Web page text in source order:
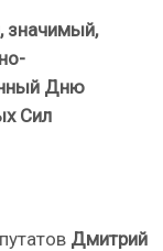
значимый,
Дню
Сил
Дмитрий